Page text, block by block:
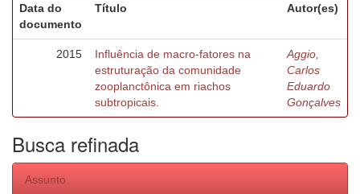
Data do
documento
Título Autor(es)
2015
Influência de macro-fatores na
estruturação da comunidade
zooplanctônica em riachos
subtropicais.
Aggio,
Carlos
Eduardo
Gonçalves
Busca refinada
Assunto